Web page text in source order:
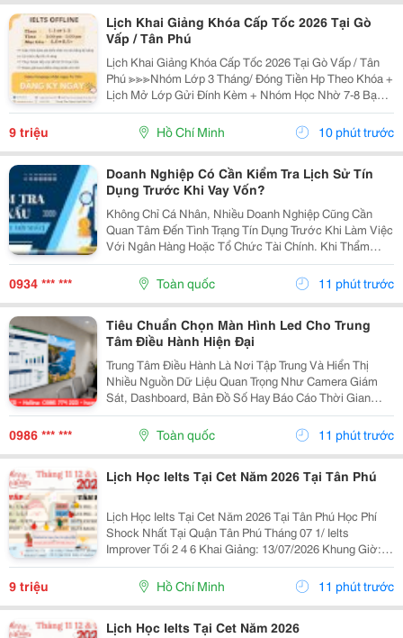
Lịch Khai Giảng Khóa Cấp Tốc 2026 Tại Gò
Vấp / Tân Phú
Lịch Khai Giảng Khóa Cấp Tốc 2026 Tại Gò Vấp / Tân
Phú ≫≫≫Nhóm Lớp 3 Tháng/ Đóng Tiền Hp Theo Khóa +
Lịch Mở Lớp Gửi Đính Kèm + Nhóm Học Nhờ 7-8 Bạn/
Lớp + Giáo Trình Ielts Có Band Điểm Lộ Trình, Sách
Nước Ngoài Bám Sát + Chia Đều 4 Kỹ...
9 triệu Hồ Chí Minh 10 phút trước
Doanh Nghiệp Có Cần Kiểm Tra Lịch Sử Tín
Dụng Trước Khi Vay Vốn?
Không Chỉ Cá Nhân, Nhiều Doanh Nghiệp Cũng Cần
Quan Tâm Đến Tình Trạng Tín Dụng Trước Khi Làm Việc
Với Ngân Hàng Hoặc Tổ Chức Tài Chính. Khi Thẩm
Định Hồ Sơ Vay Vốn, Ngoài Báo Cáo Tài Chính Và Tài
Sản Bảo Đảm, Ngân Hàng Còn Xem Xét Lịch Sử Tín
Dụng...
0934 *** *** Toàn quốc 11 phút trước
Tiêu Chuẩn Chọn Màn Hình Led Cho Trung
Tâm Điều Hành Hiện Đại
Trung Tâm Điều Hành Là Nơi Tập Trung Và Hiển Thị
Nhiều Nguồn Dữ Liệu Quan Trọng Như Camera Giám
Sát, Dashboard, Bản Đồ Số Hay Báo Cáo Thời Gian
Thực. Vì Vậy, Việc Lựa Chọn Màn Hình Led Phù Hợp Sẽ
Ảnh Hưởng Trực Tiếp Đến Hiệu Quả Giám Sát Và Khả
Năng...
0986 *** *** Toàn quốc 11 phút trước
Lịch Học Ielts Tại Cet Năm 2026 Tại Tân Phú
Lịch Học Ielts Tại Cet Năm 2026 Tại Tân Phú Học Phí
Shock Nhất Tại Quận Tân Phú Tháng 07 1/ Ielts
Improver Tối 2 4 6 Khai Giảng: 13/07/2026 Khung Giờ:
18:00 Đến 21:00 Học Phí Ưu Đãi 5% Khi Đăng Ký 2/ Ielts
Basic Tối 3 5 7 Khai...
9 triệu Hồ Chí Minh 11 phút trước
Lịch Học Ielts Tại Cet Năm 2026